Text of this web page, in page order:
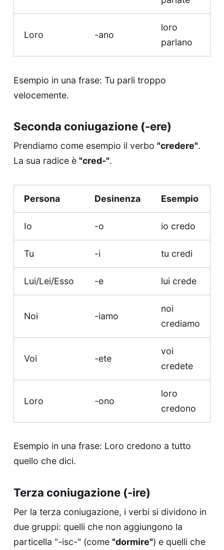
Loro -ano
loro
parlano
Esempio in una frase: Tu parli troppo
velocemente.
Seconda coniugazione (-ere)
Prendiamo come esempio il verbo "credere".
La sua radice è "cred-".
Persona Desinenza Esempio
Io -o io credo
Tu -i tu credi
Lui/Lei/Esso -e lui crede
Noi -iamo
noi
crediamo
Voi -ete
voi
credete
Loro -ono
loro
credono
Esempio in una frase: Loro credono a tutto
quello che dici.
Terza coniugazione (-ire)
Per la terza coniugazione, i verbi si dividono in
due gruppi: quelli che non aggiungono la
particella "-isc-" (come "dormire") e quelli che